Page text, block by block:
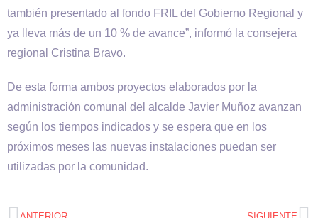
también presentado al fondo FRIL del Gobierno Regional y
ya lleva más de un 10 % de avance”, informó la consejera
regional Cristina Bravo.
De esta forma ambos proyectos elaborados por la
administración comunal del alcalde Javier Muñoz avanzan
según los tiempos indicados y se espera que en los
próximos meses las nuevas instalaciones puedan ser
utilizadas por la comunidad.
ANTERIOR SIGUIENTE